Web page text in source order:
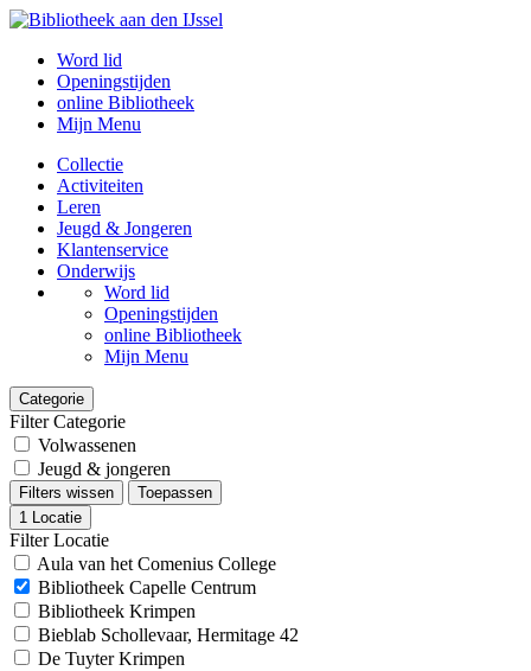
Word lid
Openingstijden
online Bibliotheek
Mijn Menu
Collectie
Activiteiten
Leren
Jeugd & Jongeren
Klantenservice
Onderwijs
Word lid
Openingstijden
online Bibliotheek
Mijn Menu
Categorie
Filter Categorie
Volwassenen
Jeugd & jongeren
Filters wissen
Toepassen
1 Locatie
Filter Locatie
Aula van het Comenius College
Bibliotheek Capelle Centrum
Bibliotheek Krimpen
Bieblab Schollevaar, Hermitage 42
De Tuyter Krimpen